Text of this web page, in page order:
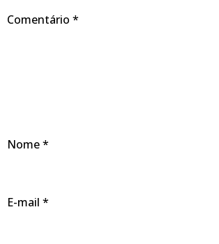
Comentário *
Nome*
E-mail *